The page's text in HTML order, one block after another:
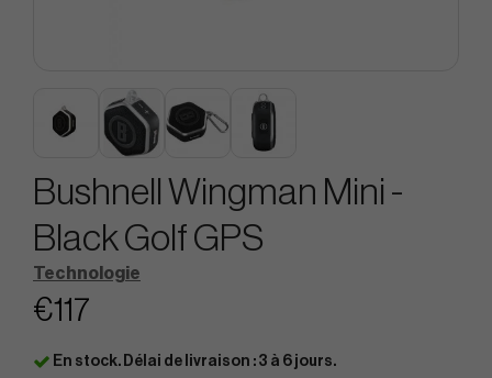
Bushnell Wingman Mini -
Black Golf GPS
Technologie
€117
En stock. Délai de livraison : 3 à 6 jours.